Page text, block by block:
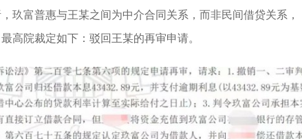
玖富普惠与王某之间为中介合同关系，而非民间借贷关系，
高院裁定如下：驳回王某的再审申请。